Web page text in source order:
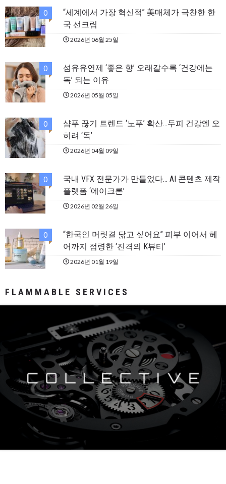
0
“세계에서 가장 혁신적” 美매체가 극찬한 한
국 선크림
2026년 06월 25일
0
섬유유연제 ‘좋은 향’ 오래갈수록 ‘건강에는
독’ 되는 이유
2026년 05월 05일
0
샴푸 끊기 트렌드 ‘노푸’ 확산…두피 건강엔 오
히려 ‘독’
2026년 04월 09일
0
국내 VFX 전문가가 만들었다… AI 콘텐츠 제작
플랫폼 ‘에이크론’
2026년 02월 26일
0
“한국인 머릿결 닮고 싶어요” 피부 이어서 헤
어까지 점령한 ‘진격의 K뷰티’
2026년 01월 19일
FLAMMABLE SERVICES